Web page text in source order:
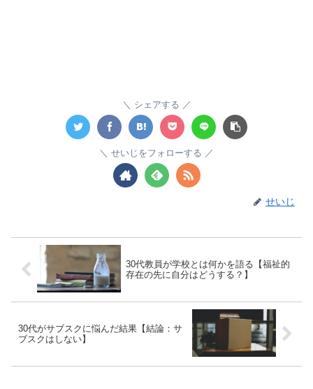
シェアする
せいじをフォローする
せいじ
30代教員が学校とは何かを語る【福祉的
存在の先に自分はどうする？】
30代がサブスクに悩んだ結果【結論：サ
ブスクはしない】